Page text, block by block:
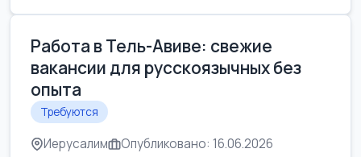
Работа в Тель-Авиве: свежие
вакансии для русскоязычных без
опыта
Требуются
Иерусалим Опубликовано: 16.06.2026